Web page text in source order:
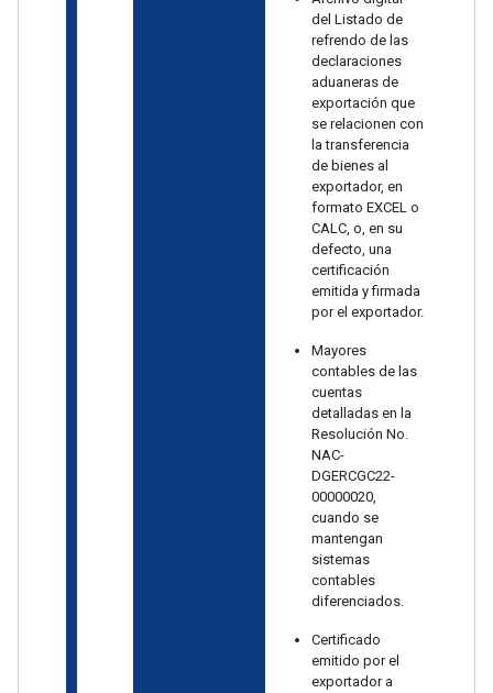
del Listado de
refrendo de las
declaraciones
aduaneras de
exportación que
se relacionen con
la transferencia
de bienes al
exportador, en
formato EXCEL o
CALC, o, en su
defecto, una
certificación
emitida y firmada
por el exportador.
Mayores
contables de las
cuentas
detalladas en la
Resolución No.
NAC-
DGERCGC22-
00000020,
cuando se
mantengan
sistemas
contables
diferenciados.
Certificado
emitido por el
exportador a